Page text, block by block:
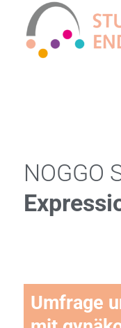
NOGGO
Umfrage